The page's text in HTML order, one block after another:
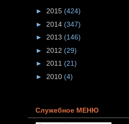
► 2015 (424)
► 2014 (347)
► 2013 (146)
► 2012 (29)
► 2011 (21)
► 2010 (4)
Служебное МЕНЮ